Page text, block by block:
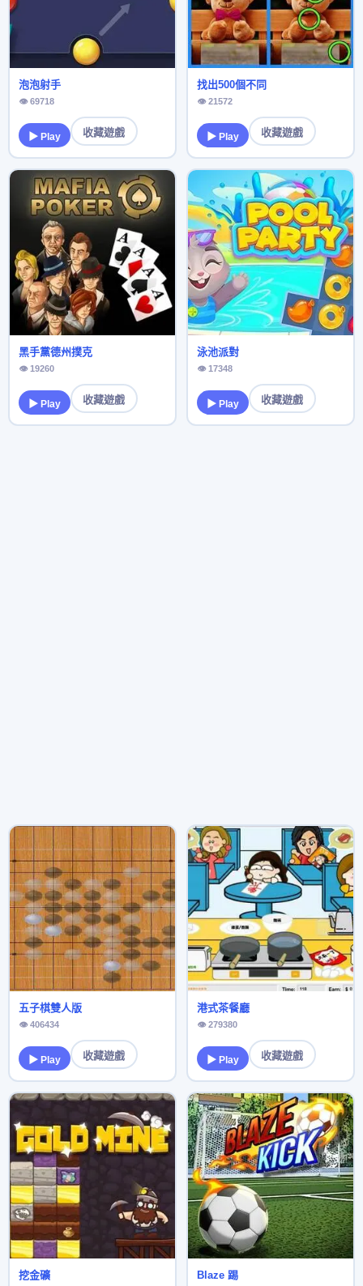
泡泡射手
👁 69718
▶ Play 收藏遊戲
找出500個不同
👁 21572
▶ Play 收藏遊戲
黑手黨德州撲克
👁 19260
▶ Play 收藏遊戲
泳池派對
👁 17348
▶ Play 收藏遊戲
五子棋雙人版
👁 406434
▶ Play 收藏遊戲
港式茶餐廳
👁 279380
▶ Play 收藏遊戲
挖金礦 Blaze 踢